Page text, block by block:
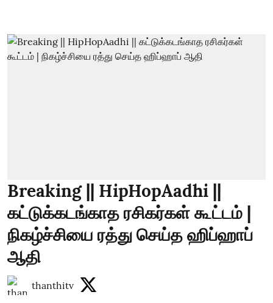
Breaking || HipHopAadhi ||
கட்டுக்கடங்காத ரசிகர்கள் கூட்டம் |
நிகழ்ச்சியை ரத்து செய்த ஹிப்ஹாப்
ஆதி
thanthitv